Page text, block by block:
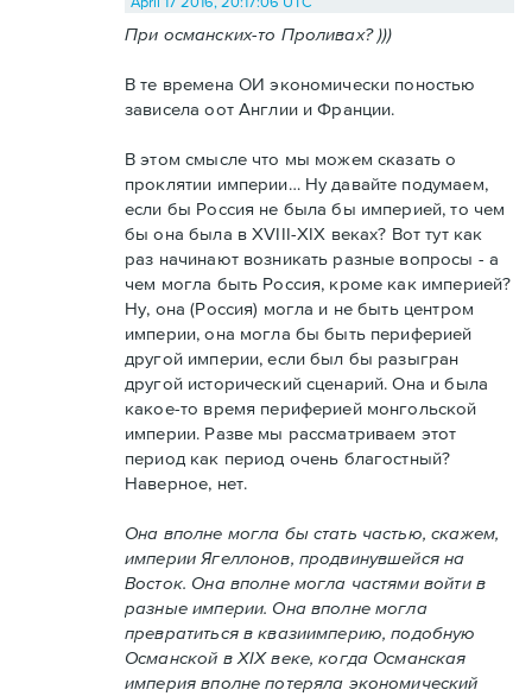
При османских-то Проливах? )))
В те времена ОИ экономически поностью
зависела оот Англии и Франции.
В этом смысле что мы можем сказать о
проклятии империи… Ну давайте подумаем,
если бы Россия не была бы империей, то чем
бы она была в XVIII-XIX веках? Вот тут как
раз начинают возникать разные вопросы - а
чем могла быть Россия, кроме как империей?
Ну, она (Россия) могла и не быть центром
империи, она могла бы быть периферией
другой империи, если был бы разыгран
другой исторический сценарий. Она и была
какое-то время периферией монгольской
империи. Разве мы рассматриваем этот
период как период очень благостный?
Наверное, нет.
Она вполне могла бы стать частью, скажем,
империи Ягеллонов, продвинувшейся на
Восток. Она вполне могла частями войти в
разные империи. Она вполне могла
превратиться в квазиимперию, подобную
Османской в XIX веке, когда Османская
империя вполне потеряла экономический